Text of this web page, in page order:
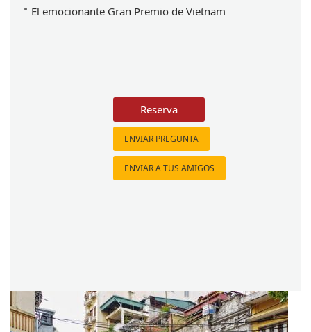
El emocionante Gran Premio de Vietnam
Reserva
ENVIAR PREGUNTA
ENVIAR A TUS AMIGOS